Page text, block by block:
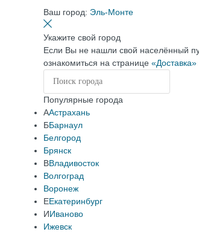
Ваш город: Эль-Монте
Укажите свой город
Если Вы не нашли свой населённый
ознакомиться на странице «Доставка»
Популярные города
ААстрахань
ББарнаул
Белгород
Брянск
ВВладивосток
Волгоград
Воронеж
ЕЕкатеринбург
ИИваново
Ижевск